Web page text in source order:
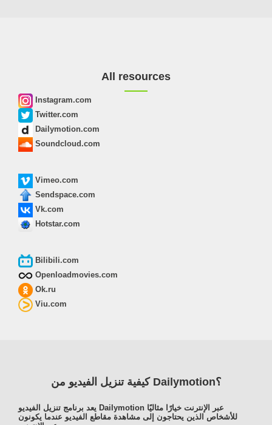
All resources
Instagram.com
Twitter.com
Dailymotion.com
Soundcloud.com
Vimeo.com
Sendspace.com
Vk.com
Hotstar.com
Bilibili.com
Openloadmovies.com
Ok.ru
Viu.com
كيفية تنزيل الفيديو من Dailymotion؟
يعد برنامج تنزيل الفيديو Dailymotion عبر الإنترنت خيارًا مثاليًا
للأشخاص الذين يحتاجون إلى مشاهدة مقاطع الفيديو عندما يكونون